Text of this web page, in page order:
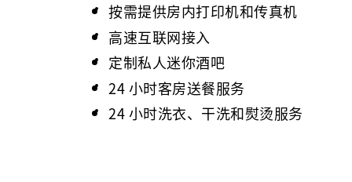
按需提供房内打印机和传真机
高速互联网接入
定制私人迷你酒吧
24 小时客房送餐服务
24 小时洗衣、干洗和熨烫服务